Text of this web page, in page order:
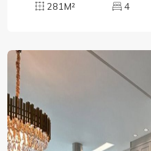
281M² 4